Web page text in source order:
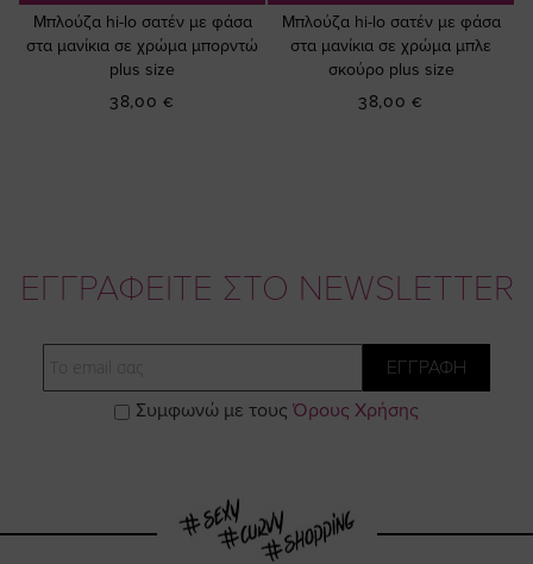
Μπλούζα hi-lo σατέν με φάσα
στα μανίκια σε χρώμα μπορντώ
plus size
38,00 €
Μπλούζα hi-lo σατέν με φάσα
στα μανίκια σε χρώμα μπλε
σκούρο plus size
38,00 €
ΕΓΓΡΑΦΕΙΤΕ ΣΤΟ NEWSLETTER
ΕΓΓΡΑΦΗ
Συμφωνώ με τους Όρους Χρήσης